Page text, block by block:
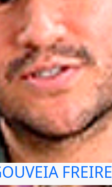
FREIRE